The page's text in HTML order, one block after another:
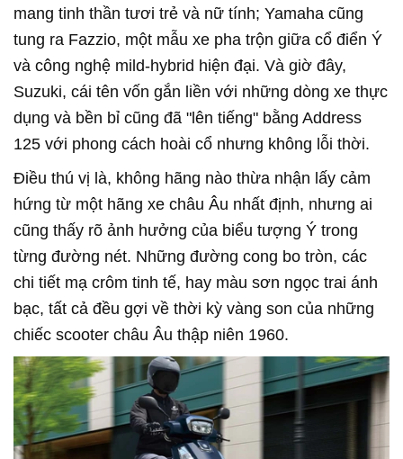
mang tinh thần tươi trẻ và nữ tính; Yamaha cũng
tung ra Fazzio, một mẫu xe pha trộn giữa cổ điển Ý
và công nghệ mild-hybrid hiện đại. Và giờ đây,
Suzuki, cái tên vốn gắn liền với những dòng xe thực
dụng và bền bỉ cũng đã "lên tiếng" bằng Address
125 với phong cách hoài cổ nhưng không lỗi thời.
Điều thú vị là, không hãng nào thừa nhận lấy cảm
hứng từ một hãng xe châu Âu nhất định, nhưng ai
cũng thấy rõ ảnh hưởng của biểu tượng Ý trong
từng đường nét. Những đường cong bo tròn, các
chi tiết mạ crôm tinh tế, hay màu sơn ngọc trai ánh
bạc, tất cả đều gợi về thời kỳ vàng son của những
chiếc scooter châu Âu thập niên 1960.